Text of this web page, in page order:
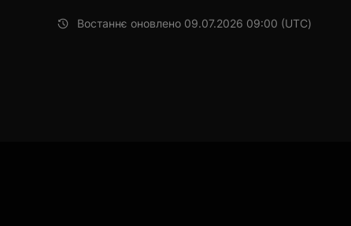
Востаннє оновлено 09.07.2026 09:00 (UTC)